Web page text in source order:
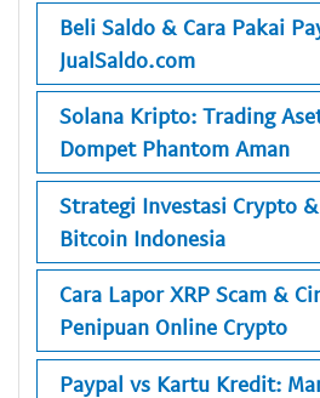
Beli Saldo & Cara Pakai
JualSaldo.com
Solana Kripto: Trading
Dompet Phantom Aman
Strategi Investasi Crypto
Bitcoin Indonesia
Cara Lapor XRP Scam &
Penipuan Online Crypto
Paypal vs Kartu Kredit: